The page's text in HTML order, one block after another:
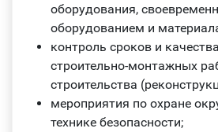
оборудования,
оборудованием и
контроль сроков и
строительно-монтажных
строительства
мероприятия по охране
технике безопасности;